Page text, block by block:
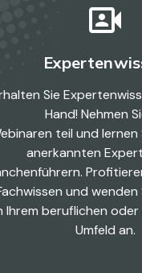
photo_camera_front
Sie
Hand! Nehmen
teil und
anerkannten
und
Ihrem beruflichen
Umfeld an.